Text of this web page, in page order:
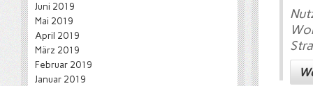
Juni 2019
Mai 2019
April 2019
März 2019
Februar 2019
Januar 2019